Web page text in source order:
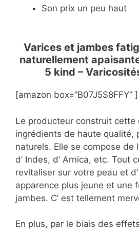
Son prix un peu haut
Varices et jambes
naturellement
5 kind –
[amazon box=”B07J5S8FFY” ]
Le producteur construit cette
ingrédients de haute qualité,
naturels. Elle se compose de
d’ Indes, d’ Arnica, etc. Tout
revitaliser sur votre peau et
apparence plus jeune et une
jambes. C’ est tellement
En plus, par le biais des